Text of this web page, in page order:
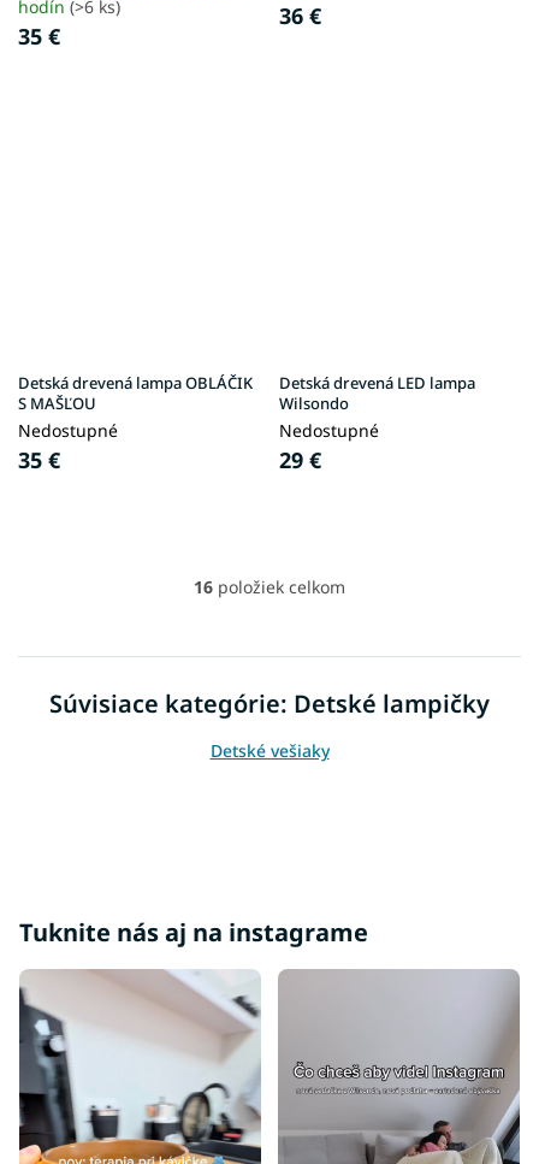
hodín (>6 ks)
35 €
36 €
Detská drevená lampa OBLÁČIK
S MAŠĽOU
Nedostupné
35 €
Detská drevená LED lampa
Wilsondo
Nedostupné
29 €
O
á
a
i
ý
16 položiek celkom
Súvisiace kategórie: Detské lampičky
Detské vešiaky
Tuknite nás aj na instagrame